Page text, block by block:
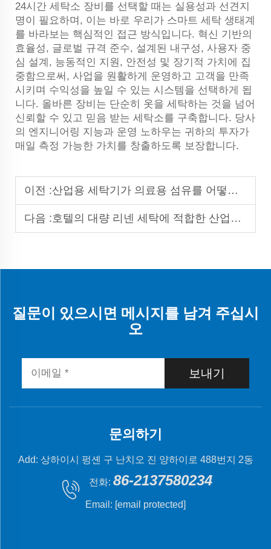
24시간 세탁소 장비를 선택할 때는 실용성과 선견지
명이 필요하며, 이는 바로 우리가 스마트 세탁 생태계
를 바라보는 핵심적인 접근 방식입니다. 혁신 기반의
효율성, 글로벌 규격 준수, 설계된 내구성, 사용자 중
심 설계, 능동적인 지원, 안전성 및 장기적 가치에 집
중함으로써, 사업을 원활하게 운영하고 고객을 만족
시키며 수익성을 높일 수 있는 시스템을 선택하게 됩
니다. 올바른 장비는 단순히 옷을 세탁하는 것을 넘어
신뢰할 수 있고 믿음 받는 세탁소를 구축합니다. 당사
의 엔지니어링 지능과 운영 노하우는 귀하의 투자가
매일 측정 가능한 가치를 창출하도록 보장합니다.
이전 :산업용 세탁기가 의료용 섬유를 어떻게 살균하나요?
다음 :호텔의 대량 리넨 세탁에 적합한 산업용 세탁 제품은 무엇입니까?
질문이 있으시면 메시지를 남겨 주십시
오
보내기
문의하기
Add: 상하이시 펑셴 구 난치오 진 양하이로 488번지 2동
전화: 86-2137580234
Email: [email protected]